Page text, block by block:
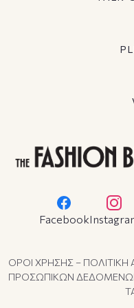
Facebook
ΟΡΟΙ ΧΡΗΣΗΣ –
ΠΡΟΣΩΠΙΚΩΝ